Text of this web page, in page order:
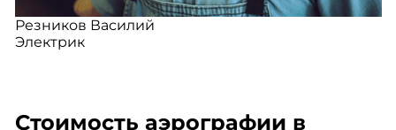
Резников Василий
Электрик
Стоимость аэрографии в